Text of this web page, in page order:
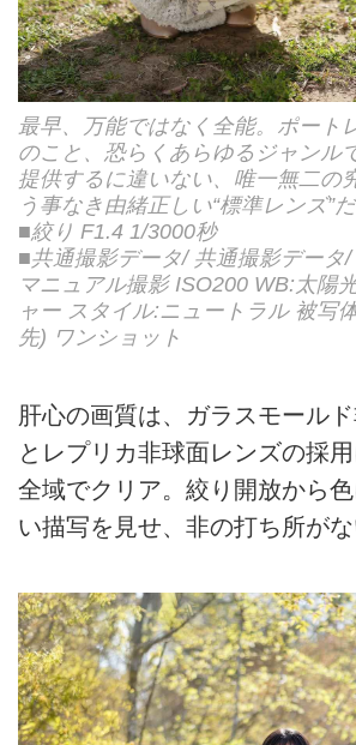
最早、万能ではなく全能。ポート
のこと、恐らくあらゆるジャンル
提供するに違いない、唯一無二の
う事なき由緒正しい“標準レンズ”だ
■絞り F1.4 1/3000秒
■共通撮影データ/ 共通撮影データ
マニュアル撮影 ISO200 WB:太陽
ャー スタイル:ニュートラル 被写
先) ワンショット
肝心の画質は、ガラスモール
とレプリカ非球面レンズの採
全域でクリア。絞り開放から
い描写を見せ、非の打ち所がな